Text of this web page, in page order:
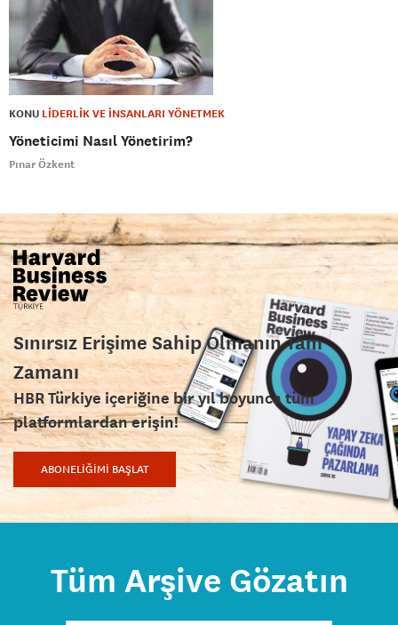
KONU LİDERLİK VE İNSANLARI YÖNETMEK
Yöneticimi Nasıl Yönetirim?
Pınar Özkent
Sınırsız Erişime Sahip Olmanın Tam
Zamanı
HBR Türkiye içeriğine bir yıl boyunca tüm
platformlardan erişin!
ABONELİĞİMİ BAŞLAT
Tüm Arşive Gözatın